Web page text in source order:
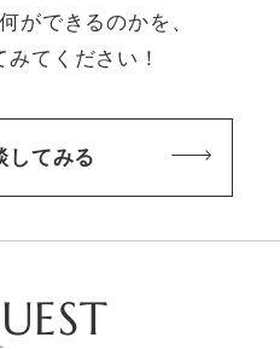
ができるのかを、
てください！
してみる